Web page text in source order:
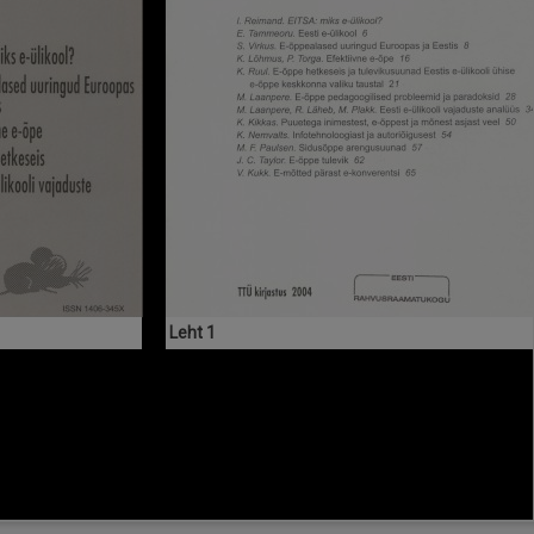
Leht 1